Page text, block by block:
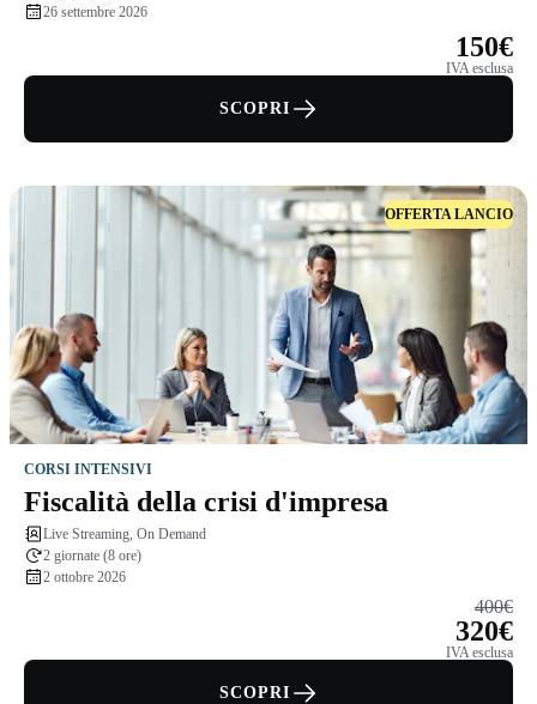
26 settembre 2026
150€
IVA esclusa
SCOPRI
OFFERTA LANCIO
CORSI INTENSIVI
Fiscalità della crisi d'impresa
Live Streaming, On Demand
2 giornate (8 ore)
2 ottobre 2026
400€
320€
IVA esclusa
SCOPRI